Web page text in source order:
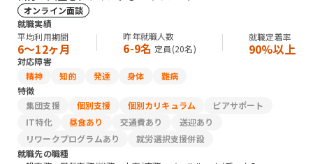
オンライン面談
就職実績
平均利用期間
6〜12ヶ月
昨年就職人数
6-9名 定員(20名)
就職定着率
90%以上
対応障害
精神
知的 発達 身体
難病
特徴
集団支援
個別支援 個別カリキュラム
ピアサポート
IT特化
昼食あり 交通費あり
送迎あり
リワークプログラムあり
就労選択支援併設
就職先の職種